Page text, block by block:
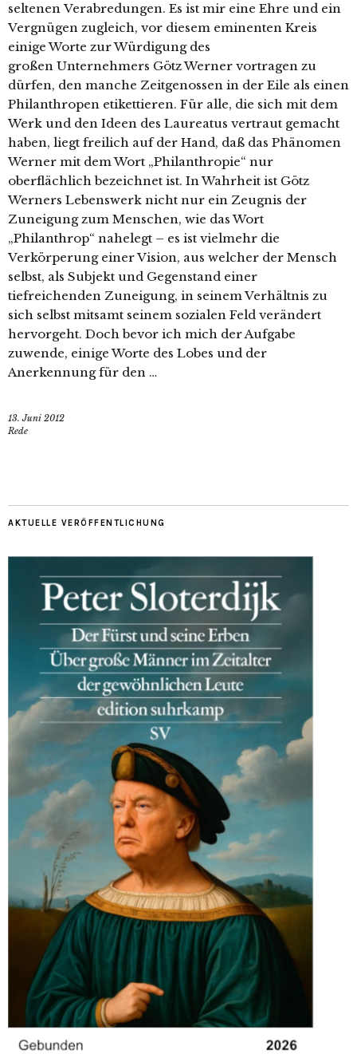
seltenen Verabredungen. Es ist mir eine Ehre und ein
Vergnügen zugleich, vor diesem eminenten Kreis
einige Worte zur Würdigung des
großen Unternehmers Götz Werner vortragen zu
dürfen, den manche Zeitgenossen in der Eile als einen
Philanthropen etikettieren. Für alle, die sich mit dem
Werk und den Ideen des Laureatus vertraut gemacht
haben, liegt freilich auf der Hand, daß das Phänomen
Werner mit dem Wort „Philanthropie“ nur
oberflächlich bezeichnet ist. In Wahrheit ist Götz
Werners Lebenswerk nicht nur ein Zeugnis der
Zuneigung zum Menschen, wie das Wort
„Philanthrop“ nahelegt – es ist vielmehr die
Verkörperung einer Vision, aus welcher der Mensch
selbst, als Subjekt und Gegenstand einer
tiefreichenden Zuneigung, in seinem Verhältnis zu
sich selbst mitsamt seinem sozialen Feld verändert
hervorgeht. Doch bevor ich mich der Aufgabe
zuwende, einige Worte des Lobes und der
Anerkennung für den …
13. Juni 2012
Rede
AKTUELLE VERÖFFENTLICHUNG